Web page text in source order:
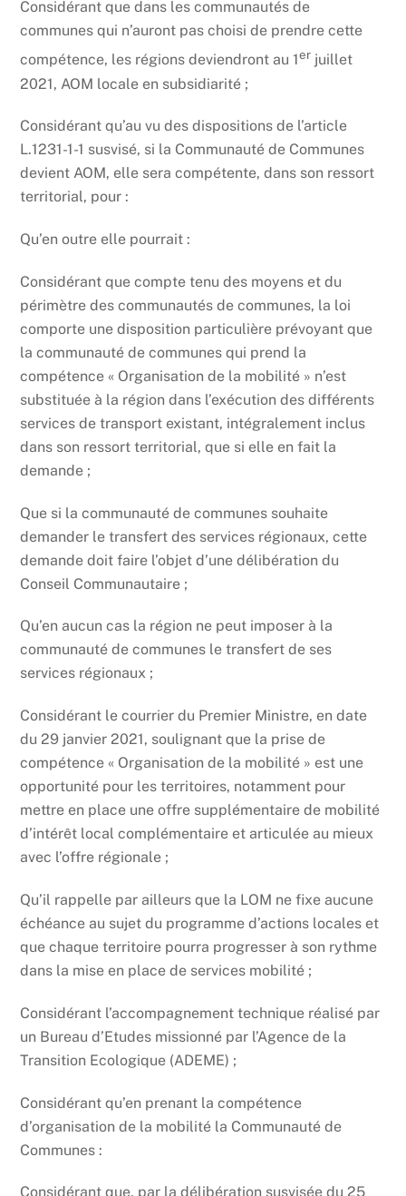
Considérant que dans les communautés de
communes qui n’auront pas choisi de prendre cette
compétence, les régions deviendront au 1er juillet
2021, AOM locale en subsidiarité ;
Considérant qu’au vu des dispositions de l’article
L.1231-1-1 susvisé, si la Communauté de Communes
devient AOM, elle sera compétente, dans son ressort
territorial, pour :
Qu’en outre elle pourrait :
Considérant que compte tenu des moyens et du
périmètre des communautés de communes, la loi
comporte une disposition particulière prévoyant que
la communauté de communes qui prend la
compétence « Organisation de la mobilité » n’est
substituée à la région dans l’exécution des différents
services de transport existant, intégralement inclus
dans son ressort territorial, que si elle en fait la
demande ;
Que si la communauté de communes souhaite
demander le transfert des services régionaux, cette
demande doit faire l’objet d’une délibération du
Conseil Communautaire ;
Qu’en aucun cas la région ne peut imposer à la
communauté de communes le transfert de ses
services régionaux ;
Considérant le courrier du Premier Ministre, en date
du 29 janvier 2021, soulignant que la prise de
compétence « Organisation de la mobilité » est une
opportunité pour les territoires, notamment pour
mettre en place une offre supplémentaire de mobilité
d’intérêt local complémentaire et articulée au mieux
avec l’offre régionale ;
Qu’il rappelle par ailleurs que la LOM ne fixe aucune
échéance au sujet du programme d’actions locales et
que chaque territoire pourra progresser à son rythme
dans la mise en place de services mobilité ;
Considérant l’accompagnement technique réalisé par
un Bureau d’Etudes missionné par l’Agence de la
Transition Ecologique (ADEME) ;
Considérant qu’en prenant la compétence
d’organisation de la mobilité la Communauté de
Communes :
Considérant que, par la délibération susvisée du 25